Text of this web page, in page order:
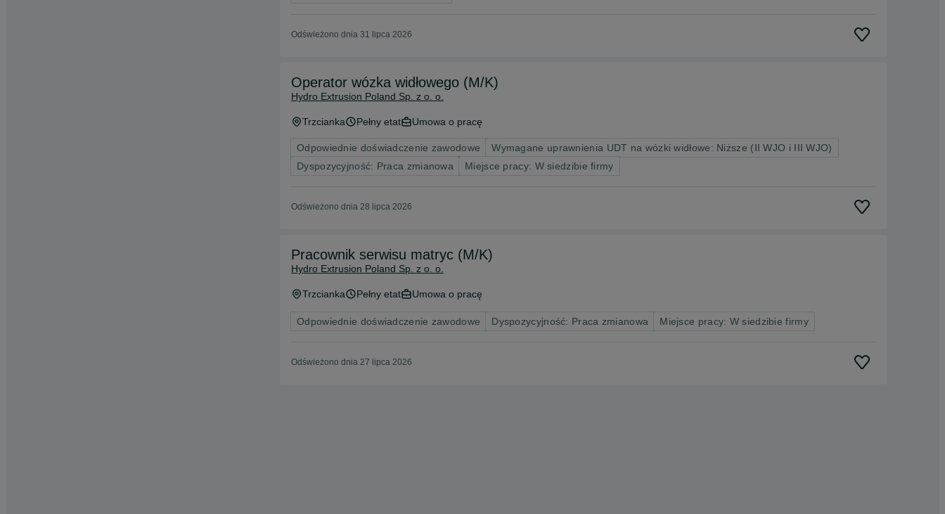
Odświeżono dnia 31 lipca 2026
Operator wózka widłowego (M/K)
Hydro Extrusion Poland Sp. z o. o.
Trzcianka Pełny etat Umowa o pracę
Odpowiednie doświadczenie zawodowe
Wymagane uprawnienia UDT na wózki widłowe: Niższe (II WJO i III WJO)
Dyspozycyjność: Praca zmianowa
Miejsce pracy: W siedzibie firmy
Odświeżono dnia 28 lipca 2026
Pracownik serwisu matryc (M/K)
Hydro Extrusion Poland Sp. z o. o.
Trzcianka Pełny etat Umowa o pracę
Odpowiednie doświadczenie zawodowe Dyspozycyjność: Praca zmianowa Miejsce pracy: W siedzibie firmy
Odświeżono dnia 27 lipca 2026